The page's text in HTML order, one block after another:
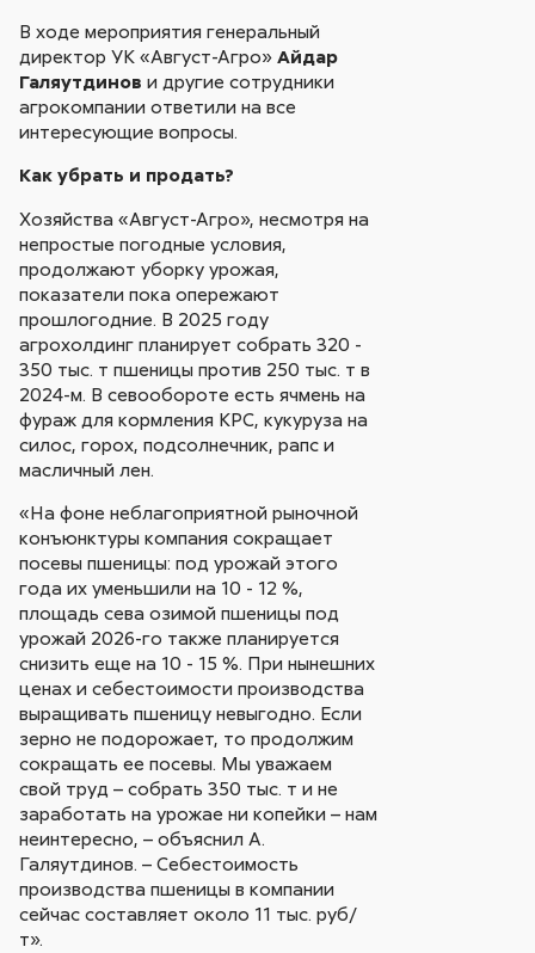
В ходе мероприятия генеральный
директор УК «Август-Агро»Айдар
Галяутдинови другие сотрудники
агрокомпании ответили на все
интересующие вопросы.
Как убрать и продать?
Хозяйства «Август-Агро», несмотря на
непростые погодные условия,
продолжают уборку урожая,
показатели пока опережают
прошлогодние. В 2025 году
агрохолдинг планирует собрать 320 -
350 тыс. т пшеницы против 250 тыс. т в
2024-м. В севообороте есть ячмень на
фураж для кормления КРС, кукуруза на
силос, горох, подсолнечник, рапс и
масличный лен.
«На фоне неблагоприятной рыночной
конъюнктуры компания сокращает
посевы пшеницы: под урожай этого
года их уменьшили на 10 - 12 %,
площадь сева озимой пшеницы под
урожай 2026-го также планируется
снизить еще на 10 - 15 %. При нынешних
ценах и себестоимости производства
выращивать пшеницу невыгодно. Если
зерно не подорожает, то продолжим
сокращать ее посевы. Мы уважаем
свой труд – собрать 350 тыс. т и не
заработать на урожае ни копейки – нам
неинтересно, – объяснил А.
Галяутдинов. – Себестоимость
производства пшеницы в компании
сейчас составляет около 11 тыс. руб/
т».